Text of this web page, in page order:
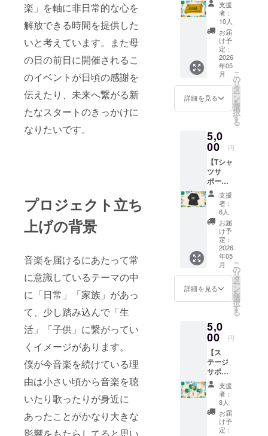
楽」を軸に非日常的な心を
解放できる時間を提供した
いと考えています。また母
の日の前日に開催されるこ
のイベントが日頃の感謝を
伝えたり、未来へ繋がる新
たなスタートのきっかけに
なりたいです。
プロジェクト立ち
上げの背景
音楽を届けるにあたって常
に意識しているテーマの中
に「日常」「家族」があっ
て、少し踏み込んで「生
活」「子供」に繋がってい
くイメージがあります。
僕が今音楽を続けている理
由は小さい頃から音楽を聴
いたり歌ったりが身近に
あったことがかなり大きな
影響をもたらしてると思い
アドレ
スへご
連絡致
しま
す。 ・
収録時
間：3分
間 ・提
供方
法：
しま
す。
ラン】
あなた
のご支
援で当
日来場
した子
どもた
ちに、
会場内
で利用
できる
金券
【500円
×3枚綴
り】を
プレゼ
ントす
るプラ
ンで
す。 ・
金券の
用途
ワーク
ショッ
プや指
定の出
店への
参加費
等 ・金
券の利
下 ・金
券の配
布場所 :
会場内
イベン
ト本部
・注意
事項 ※
金券の
利用方
法や対
象施設
支援
者：
10人
お届
け予
定：
2026
年05
月
詳細を見る
こ
の
リ
タ
ー
ン
を
選
択
す
る
5,0
00 円
【Tシャ
ツサ
ポー
タープ
ラン】
初開催
とな
る"まる
まる
もっ
と！！"
オリジ
ナルデ
ザインT
シャツ
を着て
イベン
トを作
りた
い。当
日みん
なお揃
いだと
嬉しい
ことは
もちろ
ん、こ
のTシャ
支援
者：
6人
お届
け予
定：
2026
年05
月
詳細を見る
こ
の
リ
タ
ー
ン
を
選
択
す
る
5,0
00 円
【ス
テージ
サポー
タープ
ラン】
当日ス
テージ
装飾の
要とな
支援
者：
8人
お届
け予
定：